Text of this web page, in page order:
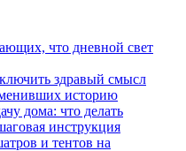
что дневной свет
здравый смысл
историю
дома: что делать
инструкция
и тентов на